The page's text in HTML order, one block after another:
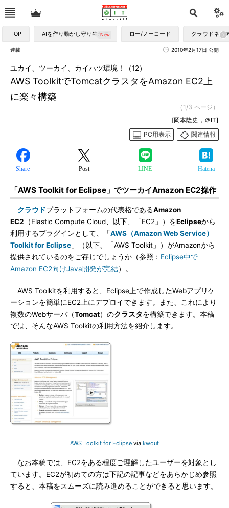
TOP AIを作り動かし守り生かす ロー/ノーコード クラウドネイ
連載 2010年2月17日 公開
AWS ToolkitでTomcatクラスタをAmazon EC2上
に楽々構築
ユカイ、ツーカイ、カイハツ環境！（12）
（1/3 ページ）
[岡本隆史，＠IT]
PC用表示
関連情報
Share Post LINE Hatena
「AWS Toolkit for Eclipse」でツーカイAmazon EC2操作
クラウドプラットフォームの代表格であるAmazon
EC2 （Elastic Compute Cloud、以下、「EC2」）をEclipseから
利用するプラグインとして、「AWS（Amazon Web Service）
Toolkit for Eclipse 」（以下、「AWS Toolkit」）がAmazonから
提供されているのをご存じでしょうか（参照： Eclipse中で
Amazon EC2向けJava開発が完結）。
AWS Toolkitを利用すると、Eclipse上で作成したWebアプリケ
ーションを簡単にEC2上にデプロイできます。また、これにより
複数のWebサーバ（Tomcat）のクラスタを構築できます。本稿
では、そんなAWS Toolkitの利用方法を紹介します。
AWS Toolkit for Eclipse via kwout
なお本稿では、EC2をある程度ご理解したユーザーを対象とし
ています。EC2が初めての方は下記の記事などをあらかじめ参照
すると、本稿をスムーズに読み進めることができると思います。